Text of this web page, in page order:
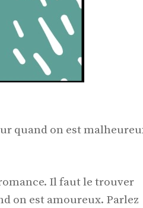
quand on est
Il faut le trouver
on est amoureux. Parlez